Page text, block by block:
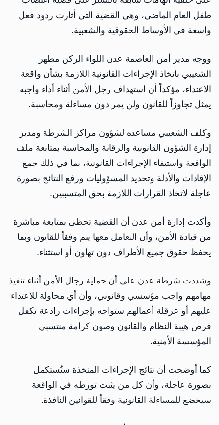
طفل العام الماضي، وهي القضية التي أثارت ردود فعل
واسعة في الأوساط الحقوقية والشعبية.
ووجه مدير أمن العاصمة عدن اللواء الركن مطهر
الشعيبي باتخاذ الإجراءات القانونية اللازمة بشأن واقعة
الاعتداء، مؤكداً أن استهداف رجل الأمن أثناء أداء واجبه
يمثل تجاوزاً للقانون ولن يمر دون مساءلة ومحاسبة.
وكلف الشعيبي مساعده لشؤون مراكز الشرطة ومدير
إدارة الشؤون القانونية والرقابة والمحاسبة بمتابعة ملف
الواقعة واستيفاء الإجراءات القانونية، بما في ذلك جمع
الإفادات والأدلة وتحديد المسؤوليات ورفع النتائج بصورة
عاجلة لاتخاذ القرارات اللازمة بحق المتسببين.
وأكدت إدارة أمن عدن أن القضية تحظى بمتابعة مباشرة
من قيادة الأمن، وأن التعامل معها يتم وفقاً للقانون وبما
يحفظ حقوق جميع الأطراف دون تهاون أو استثناء.
وشددت شرطة عدن على أن حماية رجال الأمن أثناء تنفيذ
مهامهم واجب مؤسسي وقانوني، وأن أي محاولة للاعتداء
عليهم أو عرقلة أعمالهم ستواجه بإجراءات رادعة تكفل
فرض هيبة النظام والقانون وصون كرامة منتسبي
المؤسسة الأمنية.
كما أوضحت أن نتائج الإجراءات المتخذة ستُستكمل
بصورة عاجلة، وأن كل من يثبت تورطه في الواقعة
سيخضع للمساءلة القانونية وفقاً للقوانين النافذة.